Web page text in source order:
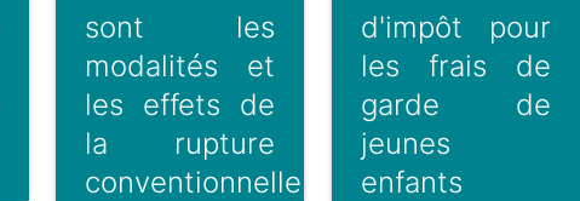
sont les
modalités et
les effets de
la rupture
conventionnelle
d'impôt pour
les frais de
garde de
jeunes
enfants